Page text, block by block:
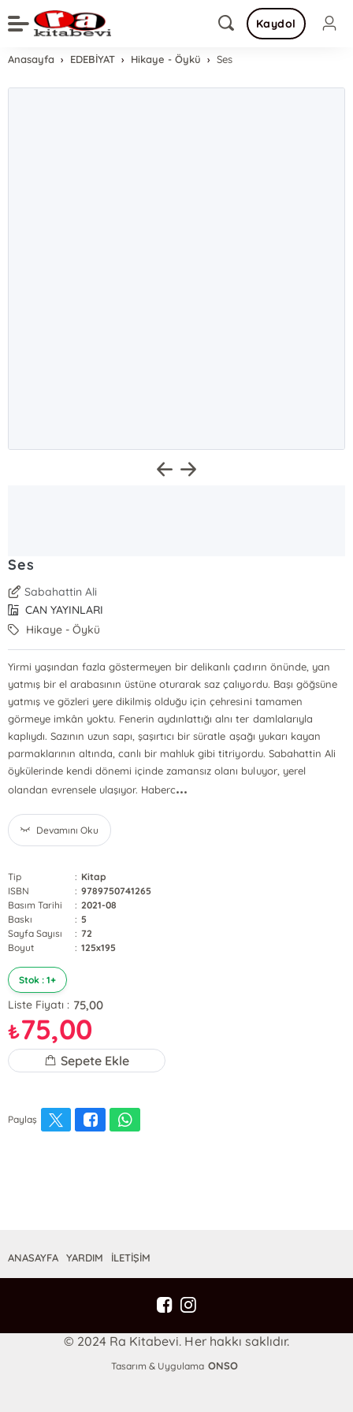
Kaydol
Anasayfa EDEBİYAT Hikaye - Öykü Ses
Ses
Sabahattin Ali
CAN YAYINLARI
Hikaye - Öykü
Yirmi yaşından fazla göstermeyen bir delikanlı çadırın önünde, yan
yatmış bir el arabasının üstüne oturarak saz çalıyordu. Başı göğsüne
yatmış ve gözleri yere dikilmiş olduğu için çehresini tamamen
görmeye imkân yoktu. Fenerin aydınlattığı alnı ter damlalarıyla
kaplıydı. Sazının uzun sapı, şaşırtıcı bir süratle aşağı yukarı kayan
parmaklarının altında, canlı bir mahluk gibi titriyordu. Sabahattin Ali
öykülerinde kendi dönemi içinde zamansız olanı buluyor, yerel
olandan evrensele ulaşıyor. Haberc...
Devamını Oku
Tip : Kitap
ISBN
: 9789750741265
Basım Tarihi
: 2021-08
Baskı
: 5
Sayfa Sayısı
: 72
Boyut
: 125x195
Stok : 1+
Liste Fiyatı : 75,00
₺75,00
Sepete Ekle
Paylaş
ANASAYFA YARDIM İLETİŞİM
© 2024 Ra Kitabevi. Her hakkı saklıdır.
Tasarım & Uygulama ONSO